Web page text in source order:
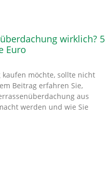
wirklich? 5
Euro
möchte, sollte nicht
Beitrag erfahren Sie,
aus
werden und wie Sie